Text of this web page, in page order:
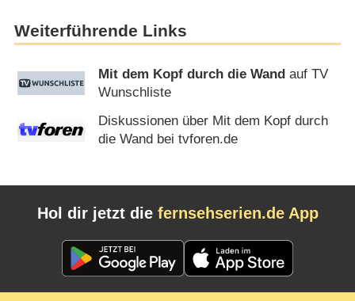
Weiterführende Links
Mit dem Kopf durch die Wand auf TV
Wunschliste
Diskussionen über Mit dem Kopf durch
die Wand bei tvforen.de
Hol dir jetzt die fernsehserien.de App